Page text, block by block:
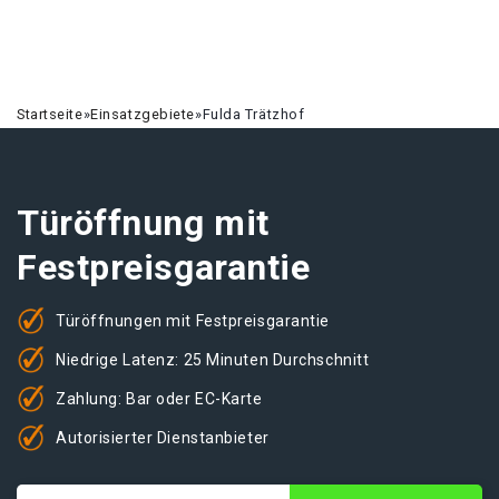
Startseite»Einsatzgebiete»Fulda Trätzhof
Türöffnung mit
Festpreisgarantie
Türöffnungen mit Festpreisgarantie
Niedrige Latenz: 25 Minuten Durchschnitt
Zahlung: Bar oder EC-Karte
Autorisierter Dienstanbieter